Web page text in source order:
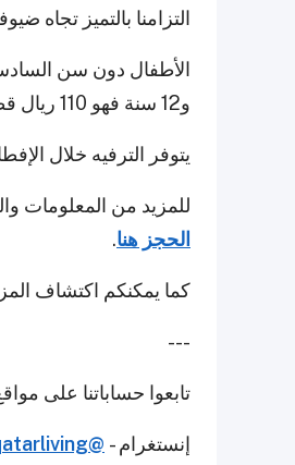
التزامنا بالتميز تجاه
و12 سنة فهو 110 ريال قطري للإفطار و120 ريال قطري للسحور.
يتوفر الترفيه خلال
للمزيد من المعلومات
الحجز هنا.
كما يمكنكم اكتشاف
---
تابعوا حساباتنا على
إنستغرام - @qatarliving